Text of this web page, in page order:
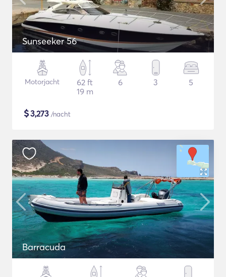
Sunseeker 56
Motorjacht
62 ft
19 m
6 3 5
$3,273 /nacht
Barracuda